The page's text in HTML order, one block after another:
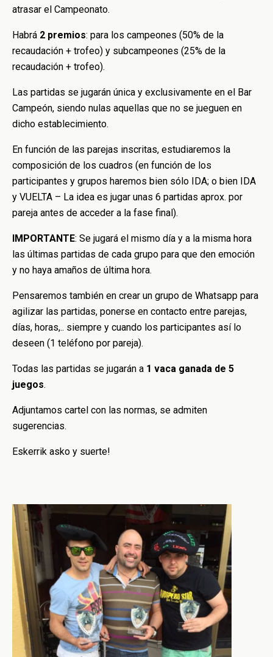
atrasar el Campeonato.
Habrá 2 premios: para los campeones (50% de la
recaudación + trofeo) y subcampeones (25% de la
recaudación + trofeo).
Las partidas se jugarán única y exclusivamente en el Bar
Campeón, siendo nulas aquellas que no se jueguen en
dicho establecimiento.
En función de las parejas inscritas, estudiaremos la
composición de los cuadros (en función de los
participantes y grupos haremos bien sólo IDA; o bien IDA
y VUELTA – La idea es jugar unas 6 partidas aprox. por
pareja antes de acceder a la fase final).
IMPORTANTE: Se jugará el mismo día y a la misma hora
las últimas partidas de cada grupo para que den emoción
y no haya amaños de última hora.
Pensaremos también en crear un grupo de Whatsapp para
agilizar las partidas, ponerse en contacto entre parejas,
días, horas,.. siempre y cuando los participantes así lo
deseen (1 teléfono por pareja).
Todas las partidas se jugarán a 1 vaca ganada de 5
juegos.
Adjuntamos cartel con las normas, se admiten
sugerencias.
Eskerrik asko y suerte!